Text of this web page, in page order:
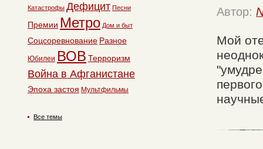
Автор:
Мой
Катастрофы Дефицит Песни
Премии Метро Дом и быт
Соцсоревнование Разное
Юбилеи ВОВ Терроризм
Война в Афганистане
Эпоха застоя Мультфильмы
Все темы